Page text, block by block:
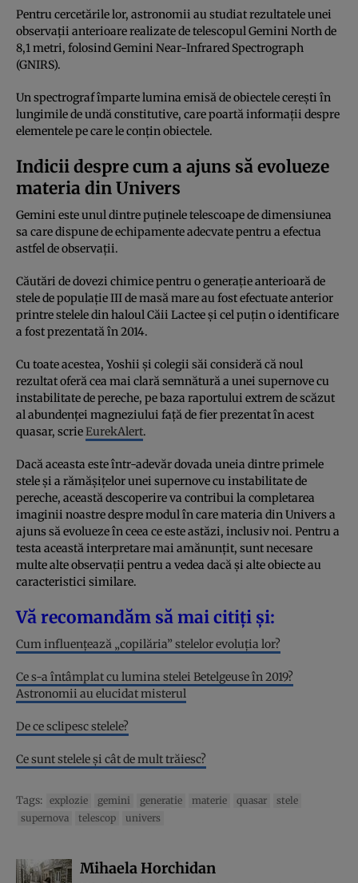
Pentru cercetările lor, astronomii au studiat rezultatele unei
observații anterioare realizate de telescopul Gemini North de
8,1 metri, folosind Gemini Near-Infrared Spectrograph
(GNIRS).
Un spectrograf împarte lumina emisă de obiectele cerești în
lungimile de undă constitutive, care poartă informații despre
elementele pe care le conțin obiectele.
Indicii despre cum a ajuns să evolueze
materia din Univers
Gemini este unul dintre puținele telescoape de dimensiunea
sa care dispune de echipamente adecvate pentru a efectua
astfel de observații.
Căutări de dovezi chimice pentru o generație anterioară de
stele de populație III de masă mare au fost efectuate anterior
printre stelele din haloul Căii Lactee și cel puțin o identificare
a fost prezentată în 2014.
Cu toate acestea, Yoshii și colegii săi consideră că noul
rezultat oferă cea mai clară semnătură a unei supernove cu
instabilitate de pereche, pe baza raportului extrem de scăzut
al abundenței magneziului față de fier prezentat în acest
quasar, scrieEurekAlert.
Dacă aceasta este într-adevăr dovada uneia dintre primele
stele și a rămășițelor unei supernove cu instabilitate de
pereche, această descoperire va contribui la completarea
imaginii noastre despre modul în care materia din Univers a
ajuns să evolueze în ceea ce este astăzi, inclusiv noi. Pentru a
testa această interpretare mai amănunțit, sunt necesare
multe alte observații pentru a vedea dacă și alte obiecte au
caracteristici similare.
Vă recomandăm să mai citiți și:
Cum influențează „copilăria” stelelor evoluția lor?
Ce s-a întâmplat cu lumina stelei Betelgeuse în 2019?
Astronomii au elucidat misterul
De ce sclipesc stelele?
Ce sunt stelele și cât de mult trăiesc?
Tags: explozie gemini generatie materie quasar
stele
supernova
telescop univers
Mihaela Horchidan